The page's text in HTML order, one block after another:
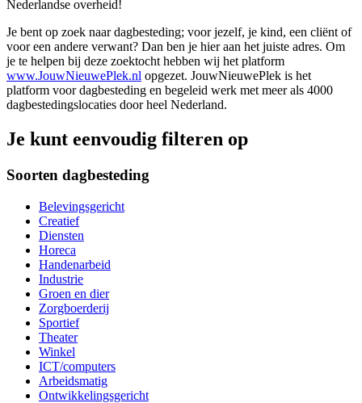
Nederlandse overheid!
Je bent op zoek naar dagbesteding; voor jezelf, je kind, een cliënt of
voor een andere verwant? Dan ben je hier aan het juiste adres. Om
je te helpen bij deze zoektocht hebben wij het platform
www.JouwNieuwePlek.nl opgezet. JouwNieuwePlek is het
platform voor dagbesteding en begeleid werk met meer als 4000
dagbestedingslocaties door heel Nederland.
Je kunt eenvoudig filteren op
Soorten dagbesteding
Belevingsgericht
Creatief
Diensten
Horeca
Handenarbeid
Industrie
Groen en dier
Zorgboerderij
Sportief
Theater
Winkel
ICT/computers
Arbeidsmatig
Ontwikkelingsgericht